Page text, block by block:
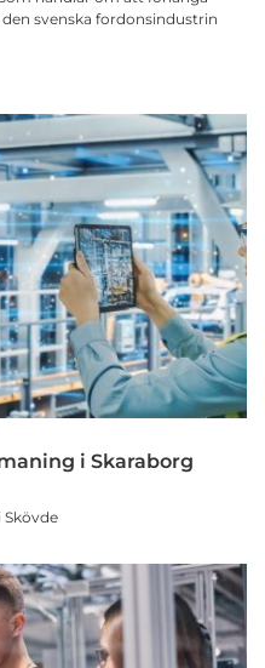
svenska fordonsindustrin
i Skaraborg
Skövde